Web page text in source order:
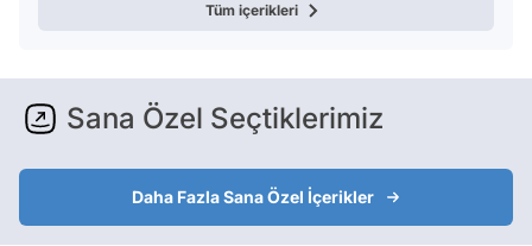
Tüm içerikleri
Sana Özel Seçtiklerimiz
Daha Fazla Sana Özel İçerikler